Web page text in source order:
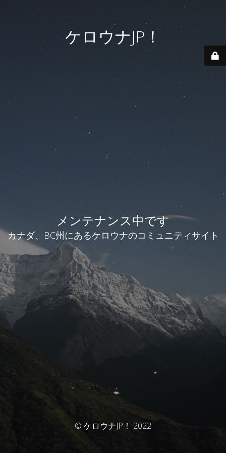
ケロウナJP！
メンテナンス中です
カナダ、BC州にあるケロウナのコミュニティサイト
© ケロウナJP！ 2022